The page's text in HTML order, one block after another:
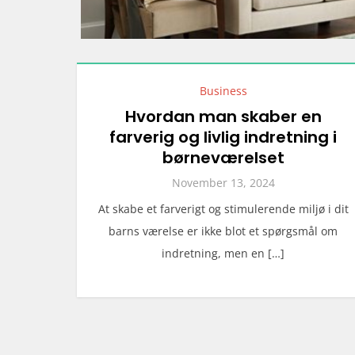
Business
Hvordan man skaber en
farverig og livlig indretning i
børneværelset
November 13, 2024
At skabe et farverigt og stimulerende miljø i dit
barns værelse er ikke blot et spørgsmål om
indretning, men en […]